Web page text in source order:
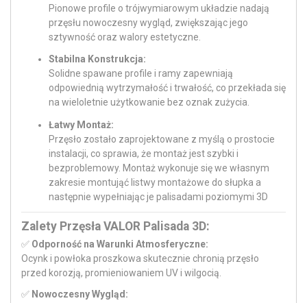
Pionowe profile o trójwymiarowym układzie nadają
przęsłu nowoczesny wygląd, zwiększając jego
sztywność oraz walory estetyczne.
Stabilna Konstrukcja:
Solidne spawane profile i ramy zapewniają
odpowiednią wytrzymałość i trwałość, co przekłada się
na wieloletnie użytkowanie bez oznak zużycia.
Łatwy Montaż:
Przęsło zostało zaprojektowane z myślą o prostocie
instalacji, co sprawia, że montaż jest szybki i
bezproblemowy. Montaż wykonuje się we własnym
zakresie montująć listwy montażowe do słupka a
następnie wypełniając je palisadami poziomymi 3D
Zalety Przęsła VALOR Palisada 3D:
✅ Odporność na Warunki Atmosferyczne:
Ocynk i powłoka proszkowa skutecznie chronią przęsło
przed korozją, promieniowaniem UV i wilgocią.
✅ Nowoczesny Wygląd: